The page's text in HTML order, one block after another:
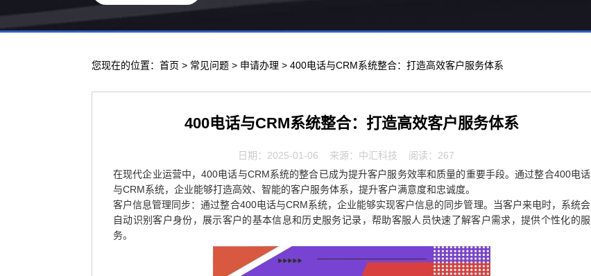
您现在的位置： 首页 > 常见问题 > 申请办理 > 400电话与CRM系统整合：打造高效客户服务体系
400电话与CRM系统整合：打造高效客户服务体系
日期：2025-01-06 来源：中汇科技 阅读：267
在现代企业运营中，400电话与CRM系统的整合已成为提升客户服务效率和质量的重要手段。通过整合400电话
与CRM系统，企业能够打造高效、智能的客户服务体系，提升客户满意度和忠诚度。
客户信息管理同步：通过整合400电话与CRM系统，企业能够实现客户信息的同步管理。当客户来电时，系统会
自动识别客户身份，展示客户的基本信息和历史服务记录，帮助客服人员快速了解客户需求，提供个性化的服
务。